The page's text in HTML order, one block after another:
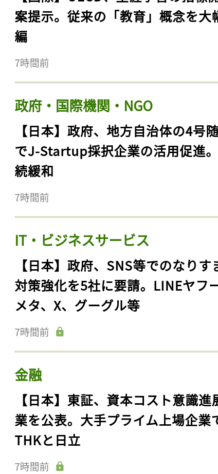
案提示。従来の「教育」概念を大
編
7時間前
政府・国際機関・NGO
【日本】政府、地方自治体の4号
でJ-Startup採択企業の活用促進
続緩和
7時間前
IT・ビジネスサービス
【日本】政府、SNS等でのなりす
対策強化を5社に要請。LINEヤフ
メタ、X、グーグル等
7時間前
金融
【日本】東証、資本コスト意識進
業を公表。大手プライム上場企業
THKと日立
7時間前